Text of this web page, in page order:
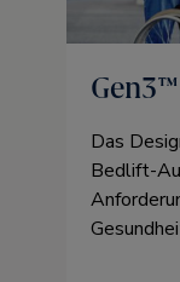
Das
Bedlift-